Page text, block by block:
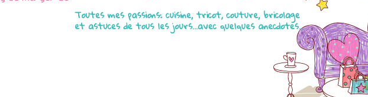
Toutes mes passions: cuisine, tricot, couture, bricolage
et astuces de tous les jours...avec quelques anecdotes...